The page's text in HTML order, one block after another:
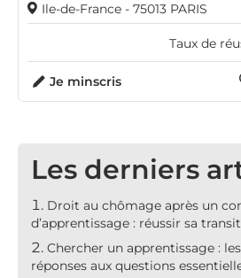
Ile-de-France - 75013 PARIS
Taux de
Je minscris
Les derniers
Droit au chômage après un
d’apprentissage : réussir sa
Chercher un apprentissage :
réponses aux questions